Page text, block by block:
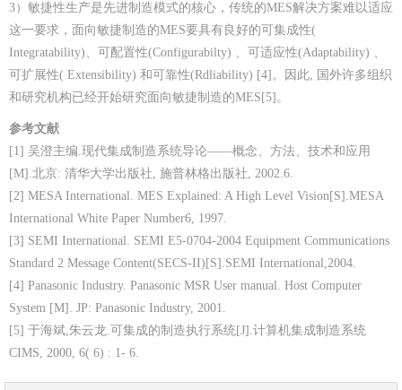
3）敏捷性生产是先进制造模式的核心，传统的MES解决方案难以适应
这一要求，面向敏捷制造的MES要具有良好的可集成性(
Integratability)、可配置性(Configurabilty) 、可适应性(Adaptability) 、
可扩展性( Extensibility) 和可靠性(Rdliability) [4]。因此, 国外许多组织
和研究机构已经开始研究面向敏捷制造的MES[5]。
参考文献
[1] 吴澄主编.现代集成制造系统导论——概念、方法、技术和应用
[M].北京: 清华大学出版社, 施普林格出版社, 2002.6.
[2] MESA International. MES Explained: A High Level Vision[S].MESA
International White Paper Number6, 1997.
[3] SEMI International. SEMI E5-0704-2004 Equipment Communications
Standard 2 Message Content(SECS-II)[S].SEMI International,2004.
[4] Panasonic Industry. Panasonic MSR User manual. Host Computer
System [M]. JP: Panasonic Industry, 2001.
[5] 于海斌,朱云龙.可集成的制造执行系统[J].计算机集成制造系统
CIMS, 2000, 6( 6) : 1- 6.